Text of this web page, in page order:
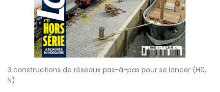
3 constructions de réseaux pas-à-pas pour se lancer (H0,
N)